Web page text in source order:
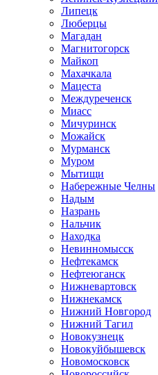
Липецк
Люберцы
Магадан
Магнитогорск
Майкоп
Махачкала
Мацеста
Междуреченск
Миасс
Мичуринск
Можайск
Мурманск
Муром
Мытищи
Набережные Челны
Надым
Назрань
Нальчик
Находка
Невинномысск
Нефтекамск
Нефтеюганск
Нижневартовск
Нижнекамск
Нижний Новгород
Нижний Тагил
Новокузнецк
Новокуйбышевск
Новомосковск